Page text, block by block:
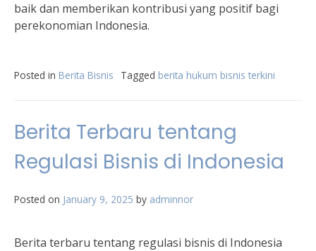
baik dan memberikan kontribusi yang positif bagi
perekonomian Indonesia.
Posted in Berita Bisnis Tagged berita hukum bisnis terkini
Berita Terbaru tentang
Regulasi Bisnis di Indonesia
Posted on January 9, 2025 by adminnor
Berita terbaru tentang regulasi bisnis di Indonesia